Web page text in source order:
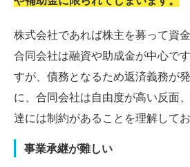
株式会社であれば株主を募って資
合同会社は融資や助成金が中心で
すが、債務となるため返済義務が
に、合同会社は自由度が高い反面
達には制約があることを理解して
事業承継が難しい